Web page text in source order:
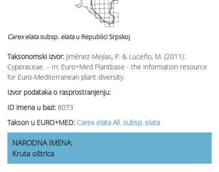
Taksonomski izvor: Jiménez-Mejías, P. & Luceño, M. (2011):
Cyperaceae. – In: Euro+Med Plantbase - the information resource
for Euro-Mediterranean plant diversity.
Izvor podataka o rasprostranjenju:
ID imena u bazi: 8073
Takson u EURO+MED: Carex elata All. subsp. elata
Carex elatasubsp. elata u Republici Srpskoj
NARODNA IMENA:
Kruta oštrica